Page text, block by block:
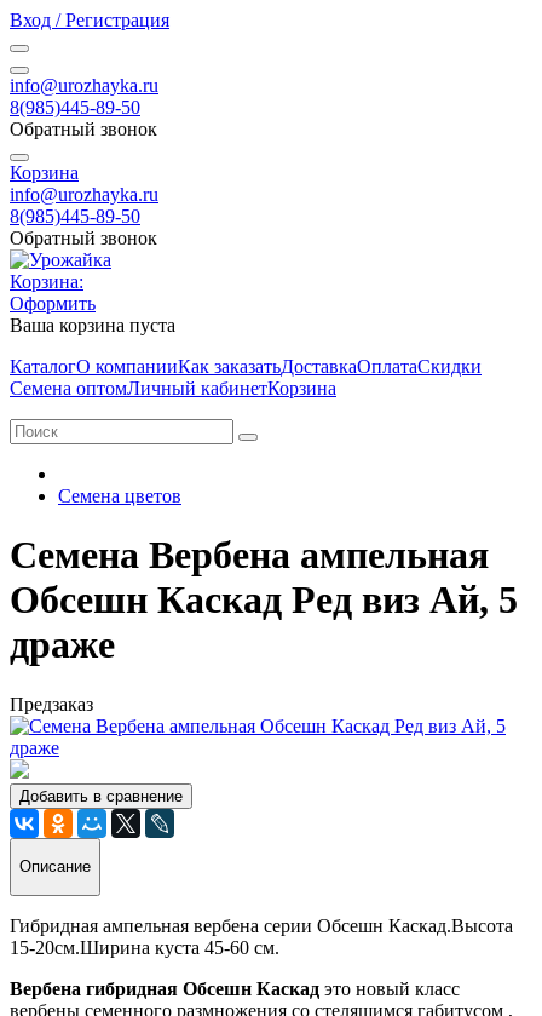
Вход / Регистрация
info@urozhayka.ru
8(985)445-89-50
Обратный звонок
Корзина
info@urozhayka.ru
8(985)445-89-50
Обратный звонок
Корзина:
Оформить
Ваша корзина пуста
КаталогО компанииКак заказатьДоставкаОплатаСкидки
Семена оптомЛичный кабинетКорзина
Семена цветов
Семена Вербена ампельная
Обсешн Каскад Ред виз Ай, 5
драже
Предзаказ
Добавить в сравнение
Описание
Гибридная ампельная вербена серии Обсешн Каскад.Высота
15-20см.Ширина куста 45-60 см.
Вербена гибридная Обсешн Каскад это новый класс
вербены семенного размножения со стелящимся габитусом ,